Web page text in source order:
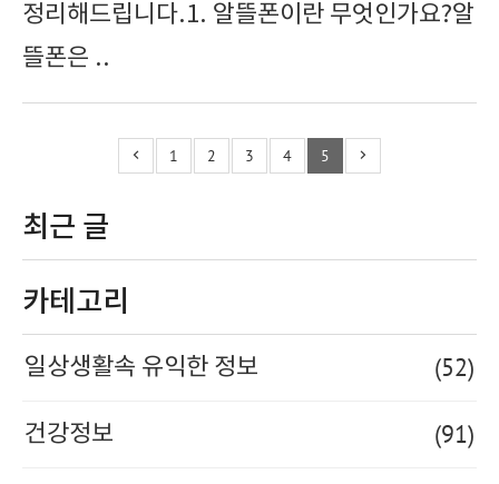
정리해드립니다.1. 알뜰폰이란 무엇인가요?알
뜰폰은 ..
1 2 3 4 5
최근 글
카테고리
일상생활속 유익한 정보 (52)
건강정보 (91)